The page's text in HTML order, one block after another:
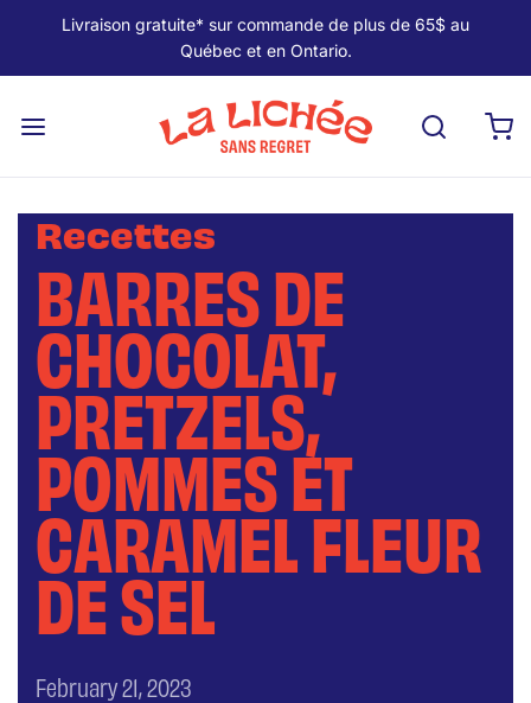
Livraison gratuite* sur commande de plus de 65$ au
Québec et en Ontario.
Recettes
BARRES DE
CHOCOLAT,
PRETZELS,
POMMES ET
CARAMEL FLEUR
DE SEL
February 21, 2023